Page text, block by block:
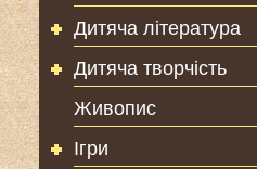
Дитяча література
Дитяча творчість
Живопис
Ігри